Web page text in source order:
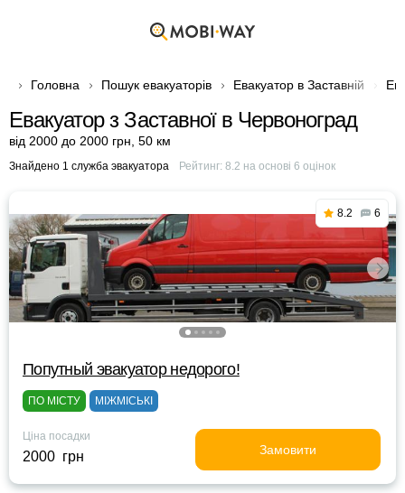
Головна Пошук евакуаторів Евакуатор в Заставній
Евакуатор з Заставної в Червоноград
від 2000 до 2000 грн 50 км
Знайдено 1 служба эвакуатора Рейтинг: 8.2 на основі 6 оцінок
8.2 6
Попутный эвакуатор недорого!
ПО МІСТУ МІЖМІСЬКІ
Ціна посадки
2000 грн Замовити